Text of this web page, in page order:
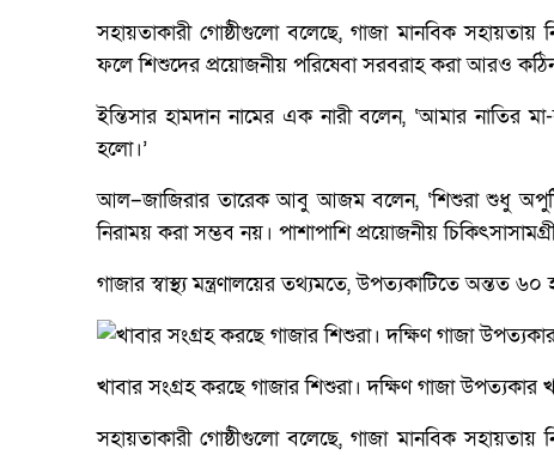
সহায়তাকারী গোষ্ঠীগুলো বলেছে, গাজা মানবিক
ফলে শিশুদের প্রয়োজনীয় পরিষেবা সরবরাহ করা আরও
ইন্তিসার হামদান নামের এক নারী বলেন, ‘আমার নাতির
হলো।’
আল–জাজিরার তারেক আবু আজম বলেন, ‘শিশুরা শুধু
নিরাময় করা সম্ভব নয়। পাশাপাশি প্রয়োজনীয়
গাজার স্বাস্থ্য মন্ত্রণালয়ের তথ্যমতে, উপত্যকাটিতে অন্তত
খাবার সংগ্রহ করছে গাজার শিশুরা। দক্ষিণ গাজা উপত্যকার
সহায়তাকারী গোষ্ঠীগুলো বলেছে, গাজা মানবিক